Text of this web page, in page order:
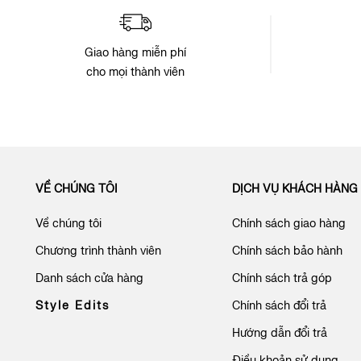
Giao hàng miễn phí
cho mọi thành viên
VỀ CHÚNG TÔI
Về chúng tôi
Chương trình thành viên
Danh sách cửa hàng
Style Edits
DỊCH VỤ KHÁCH HÀNG
Chính sách giao hàng
Chính sách bảo hành
Chính sách trả góp
Chính sách đổi trả
Hướng dẫn đổi trả